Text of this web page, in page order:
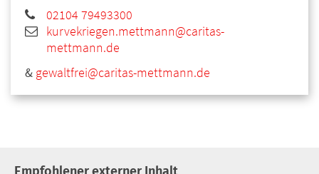
02104 79493300
kurvekriegen.mettmann@caritas-
mettmann.de
& gewaltfrei@caritas-mettmann.de